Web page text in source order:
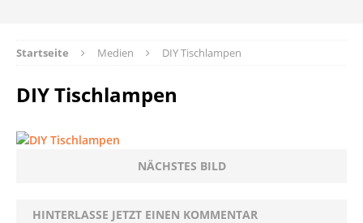
Startseite Medien DIY Tischlampen
DIY Tischlampen
NÄCHSTES BILD
HINTERLASSE JETZT EINEN KOMMENTAR